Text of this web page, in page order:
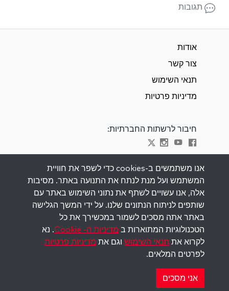
תגובות
אודות
צור קשר
תנאי השימוש
מדיניות פרטיות
חיבור לרשתות החברתיות:
השאר מעודכן
הירשם לרשימת התפוצה שלנו וקבל השראה
שבועית למייל שלך.
הירשם
reserved.
אנו משתמשים ב-cookies כדי לשפר את חוויית
המשתמש ועל מנת לנתח את התנועה באתר. מסיבות
אלה, אנו עשויים לשתף את נתוני השימוש באתר עם
שותפים לניתוח הנתונים שלנו. על ידי המשך הגלישה
באתר אתה מסכים לשמור במכשירך את כל
הטכנולוגיות המתוארות ב מדיניות ה- Cookie
. נא
לקרוא את תנאי השימוש וגם את מדיניות פרטיות
לפרטים המלאים.
אני מסכים